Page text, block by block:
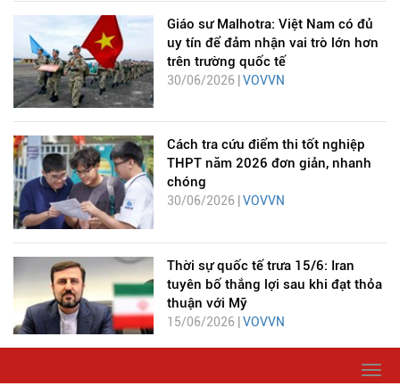
Giáo sư Malhotra: Việt Nam có đủ
uy tín để đảm nhận vai trò lớn hơn
trên trường quốc tế
30/06/2026 | VOVVN
Cách tra cứu điểm thi tốt nghiệp
THPT năm 2026 đơn giản, nhanh
chóng
30/06/2026 | VOVVN
Thời sự quốc tế trưa 15/6: Iran
tuyên bố thắng lợi sau khi đạt thỏa
thuận với Mỹ
15/06/2026 | VOVVN